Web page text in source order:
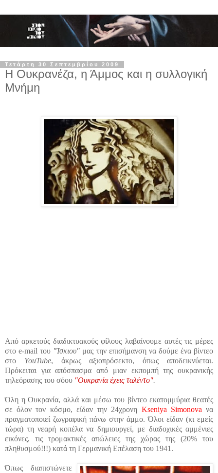
Τετάρτη 30 Σεπτεμβρίου 2009
Η Ουκρανέζα, η Άμμος και η συλλογική
Μνήμη
Από αρκετούς διαδικτυακούς φίλους λαβαίνουμε αυτές τις μέρες
στο e-mail του "Ίσκιου" μας την επισήμανση να δούμε ένα βίντεο
στο YouTube, άκρως αξιοπρόσεκτο, όπως αποδεικνύεται.
Πρόκειται για απόσπασμα από μιαν εκπομπή της ουκρανικής
τηλεόρασης του σόου "Ουκρανία έχεις ταλέντο".
Όλη η Ουκρανία, αλλά και μέσω του βίντεο εκατομμύρια θεατές
σε όλον τον κόσμο, είδαν την 24χρονη Kseniya Simonovaνα
πραγματοποιεί ζωγραφική πάνω στην άμμο. Όλοι είδαν (κι εμείς
τώρα) τη νεαρή κοπέλα να δημιουργεί, με διαδοχικές αμμένιες
εικόνες, τις τρομακτικές απώλειες της χώρας της (20% του
πληθυσμού!!!) κατά τη Γερμανική Επέλαση του 1941.
Όπως διαπιστώνετε